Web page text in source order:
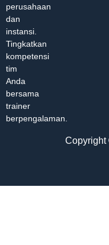
perusahaan
dan
instansi.
Tingkatkan
kompetensi
tim
Anda
bersama
trainer
berpengalaman.
Copyright